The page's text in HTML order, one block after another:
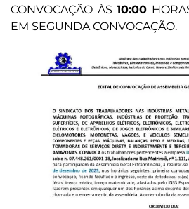
CONVOCAÇÃO ÀS10:00
EM SEGUNDA CONVOCAÇÃO.